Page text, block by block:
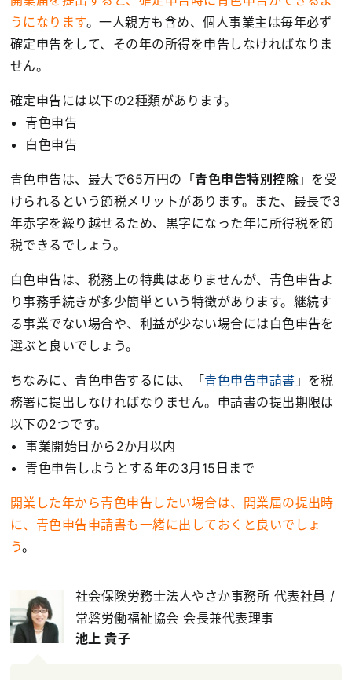
うになります。一人親方も含め、個人事業主は毎年必ず
確定申告をして、その年の所得を申告しなければなりま
せん。
確定申告には以下の2種類があります。
青色申告
白色申告
青色申告は、最大で65万円の「青色申告特別控除 」を受
けられるという節税メリットがあります。また、最長で3
年赤字を繰り越せるため、黒字になった年に所得税を節
税できるでしょう。
白色申告は、税務上の特典はありませんが、青色申告よ
り事務手続きが多少簡単という特徴があります。継続す
る事業でない場合や、利益が少ない場合には白色申告を
選ぶと良いでしょう。
ちなみに、青色申告するには、「青色申告申請書 」を税
務署に提出しなければなりません。申請書の提出期限は
以下の2つです。
事業開始日から2か月以内
青色申告しようとする年の3月15日まで
開業した年から青色申告したい場合は、開業届の提出時
に、青色申告申請書も一緒に出しておくと良いでしょ
う。
社会保険労務士法人やさか事務所 代表社員 /
常磐労働福祉協会 会長兼代表理事
池上 貴子